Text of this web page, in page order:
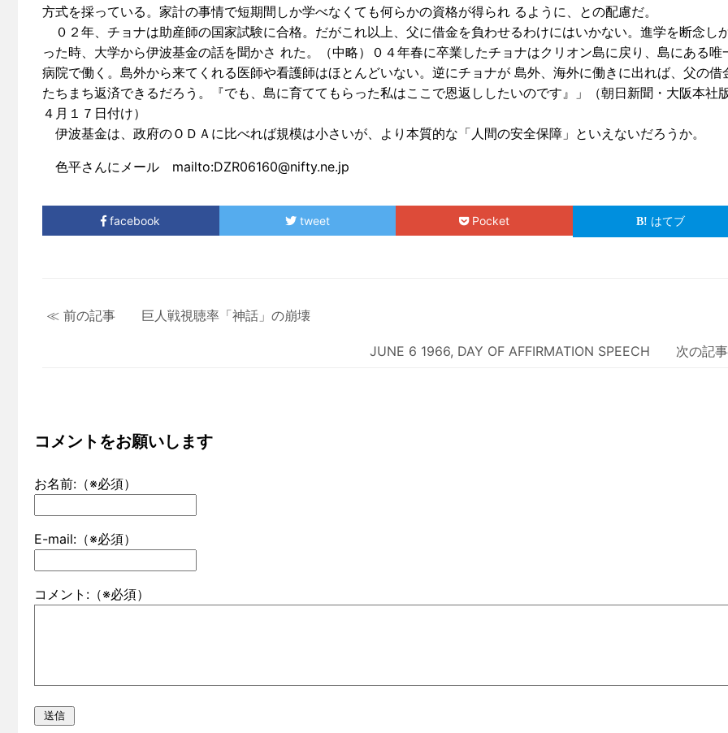
方式を採っている。家計の事情で短期間しか学べなくても何らかの資格が得られ るように、との配慮だ。
０２年、チョナは助産師の国家試験に合格。だがこれ以上、父に借金を負わせるわけにはいかない。進学を断念し
った時、大学から伊波基金の話を聞かさ れた。（中略）０４年春に卒業したチョナはクリオン島に戻り、島にある唯
病院で働く。島外から来てくれる医師や看護師はほとんどいない。逆にチョナが 島外、海外に働きに出れば、父の借
たちまち返済できるだろう。『でも、島に育ててもらった私はここで恩返ししたいのです』」（朝日新聞・大阪本社
４月１７日付け）
伊波基金は、政府のＯＤＡに比べれば規模は小さいが、より本質的な「人間の安全保障」といえないだろうか。
色平さんにメール mailto:DZR06160@nifty.ne.jp
facebook tweet Pocket はてブ
≪ 前の記事 巨人戦視聴率「神話」の崩壊
JUNE 6 1966, DAY OF AFFIRMATION SPEECH 次の記
コメントをお願いします
お名前:（※必須）
E-mail:（※必須）
コメント:（※必須）